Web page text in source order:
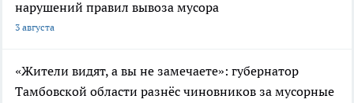
нарушений правил вывоза мусора
3 августа
«Жители видят, а вы не замечаете»: губернатор
Тамбовской области разнёс чиновников за мусорные